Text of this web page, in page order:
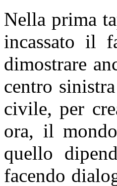
Nella prima
incassato il
dimostrare
centro
civile, per
ora, il
quello
facendo